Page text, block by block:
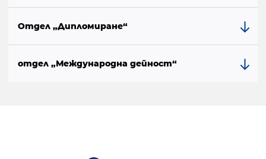
Отдел „Дипломиране“
отдел „Международна дейност“